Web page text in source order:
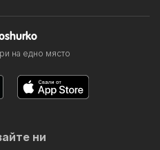
на едно място
ни